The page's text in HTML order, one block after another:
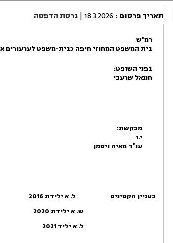
תאריך פרסום :
18.3.2026
| גרסת הדפסה
רמ"ש
בית המשפט המחוזי חיפה כבית-משפט לערעורים
בפני השופט:
חננאל שרעבי
מבקשת:
י.ו
עו"ד מאיה ויסמן
בעניין הקטינים ל. א ילידת 2016
ש. א ילידת 2020
ל. א יליד 2021